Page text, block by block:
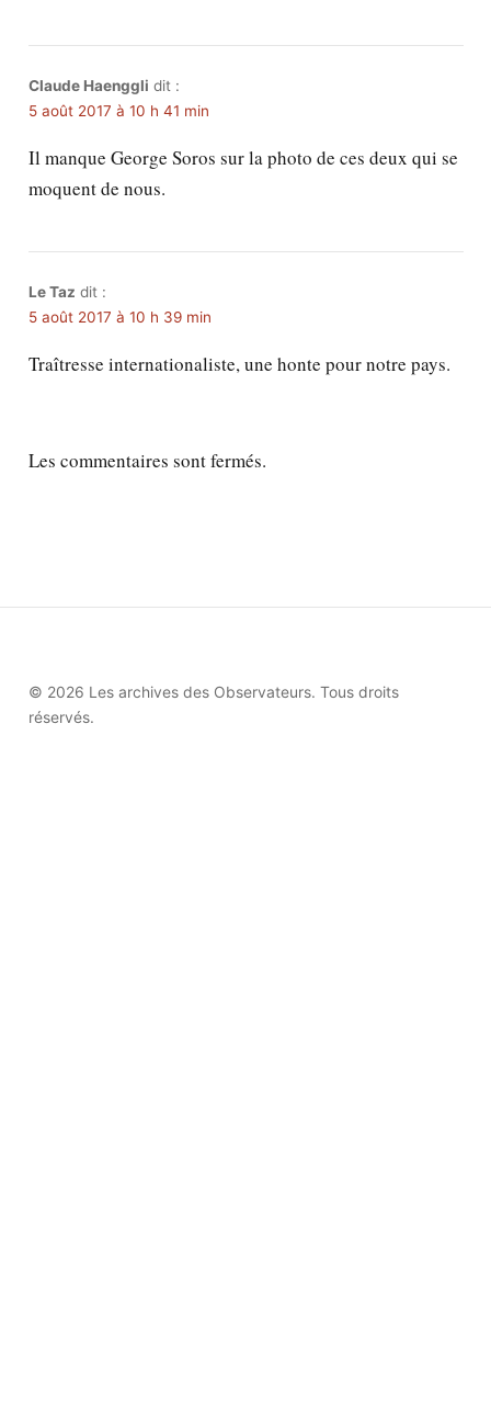
Claude Haenggli dit :
5 août 2017 à 10 h 41 min
Il manque George Soros sur la photo de ces deux qui se
moquent de nous.
Le Taz dit :
5 août 2017 à 10 h 39 min
Traîtresse internationaliste, une honte pour notre pays.
Les commentaires sont fermés.
© 2026 Les archives des Observateurs. Tous droits
réservés.